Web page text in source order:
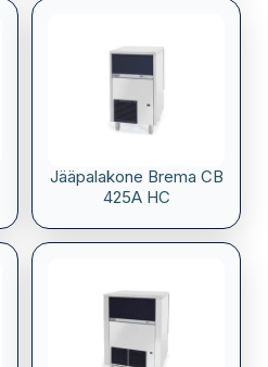
Jääpalakone Brema CB
425A HC